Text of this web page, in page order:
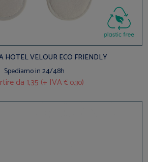
HOTEL VELOUR ECO FRIENDLY
Spediamo in 24/48h
da1,35 (+ IVA€ 0,30)